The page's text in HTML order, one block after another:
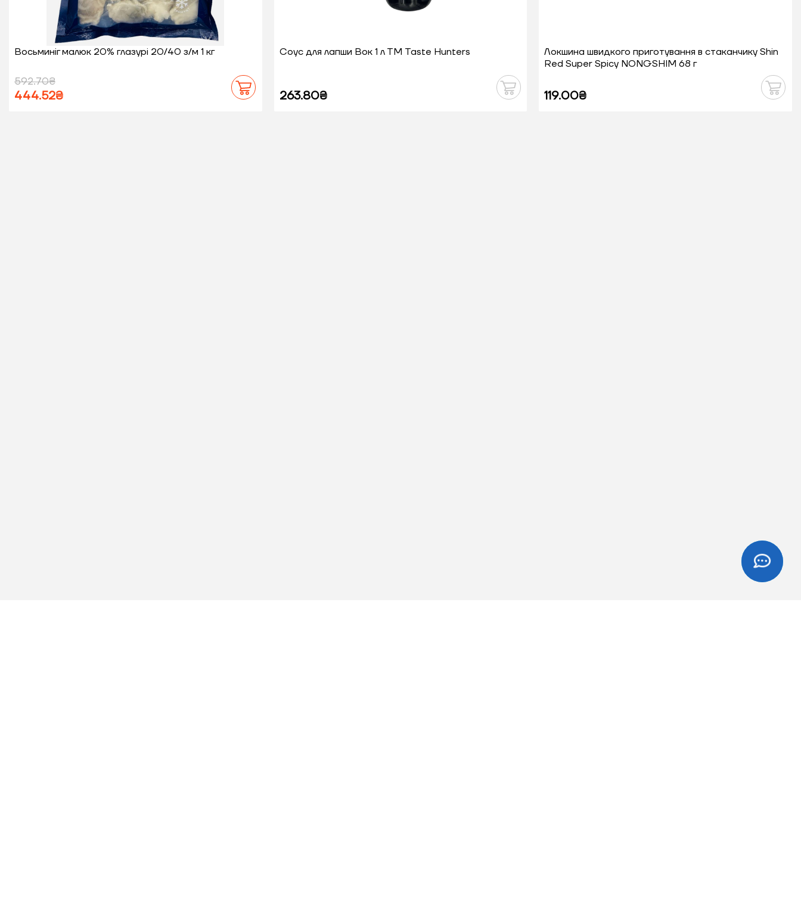
Восьминіг малюк 20% глазурі 20/40 з/м 1 кг
592.70₴
444.52₴
Соус для лапши Вок 1 л ТМ Taste Hunters
263.80₴
Локшина швидкого приготування в стаканчику Shin
Red Super Spicy NONGSHIM 68 г
119.00₴